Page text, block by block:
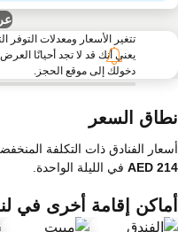
تتغير الأسعار ومعدلات التوفر
دخولك إلى موقع الحجز.
السعر
الفنادق ذات التكلفة
في الليلة الواحدة.
إقامة أخرى في